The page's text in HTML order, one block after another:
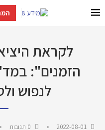
לקראת
הזמנים":
לנפוש
2022-08-01